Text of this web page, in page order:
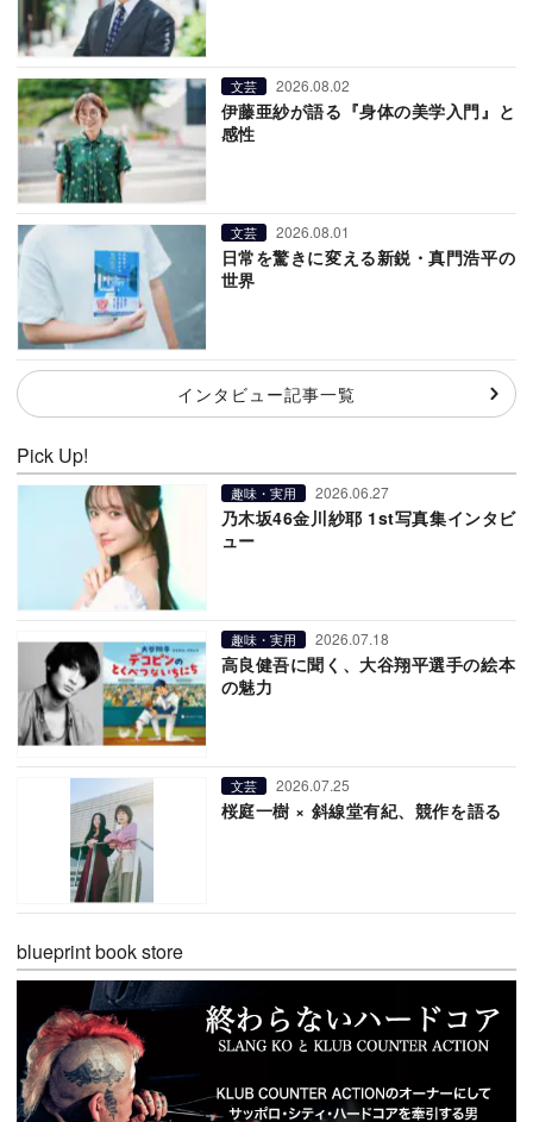
文芸 2026.08.02
伊藤亜紗が語る『身体の美学入門』と
感性
文芸 2026.08.01
日常を驚きに変える新鋭・真門浩平の
世界
インタビュー記事一覧
Pick Up!
趣味・実用 2026.06.27
乃木坂46金川紗耶 1st写真集インタビ
ュー
趣味・実用 2026.07.18
高良健吾に聞く、大谷翔平選手の絵本
の魅力
文芸 2026.07.25
桜庭一樹 × 斜線堂有紀、競作を語る
blueprint book store